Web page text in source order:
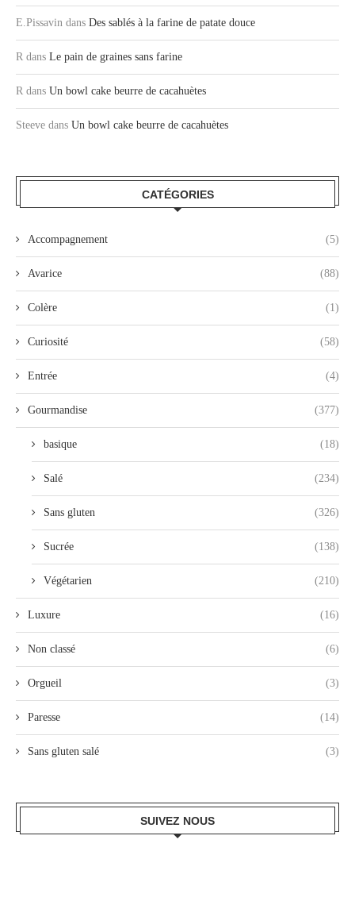
E.Pissavin dans Des sablés à la farine de patate douce
R dans Le pain de graines sans farine
R dans Un bowl cake beurre de cacahuètes
Steeve dans Un bowl cake beurre de cacahuètes
CATÉGORIES
Accompagnement (5)
Avarice (88)
Colère (1)
Curiosité (58)
Entrée (4)
Gourmandise (377)
basique (18)
Salé (234)
Sans gluten (326)
Sucrée (138)
Végétarien (210)
Luxure (16)
Non classé (6)
Orgueil (3)
Paresse (14)
Sans gluten salé (3)
SUIVEZ NOUS